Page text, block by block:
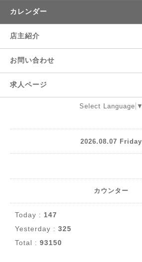
カレンダー
店主紹介
お問い合わせ
求人ページ
Select Language ▼
2026.08.07 Friday
カウンター
Today : 147
Yesterday : 325
Total : 93150